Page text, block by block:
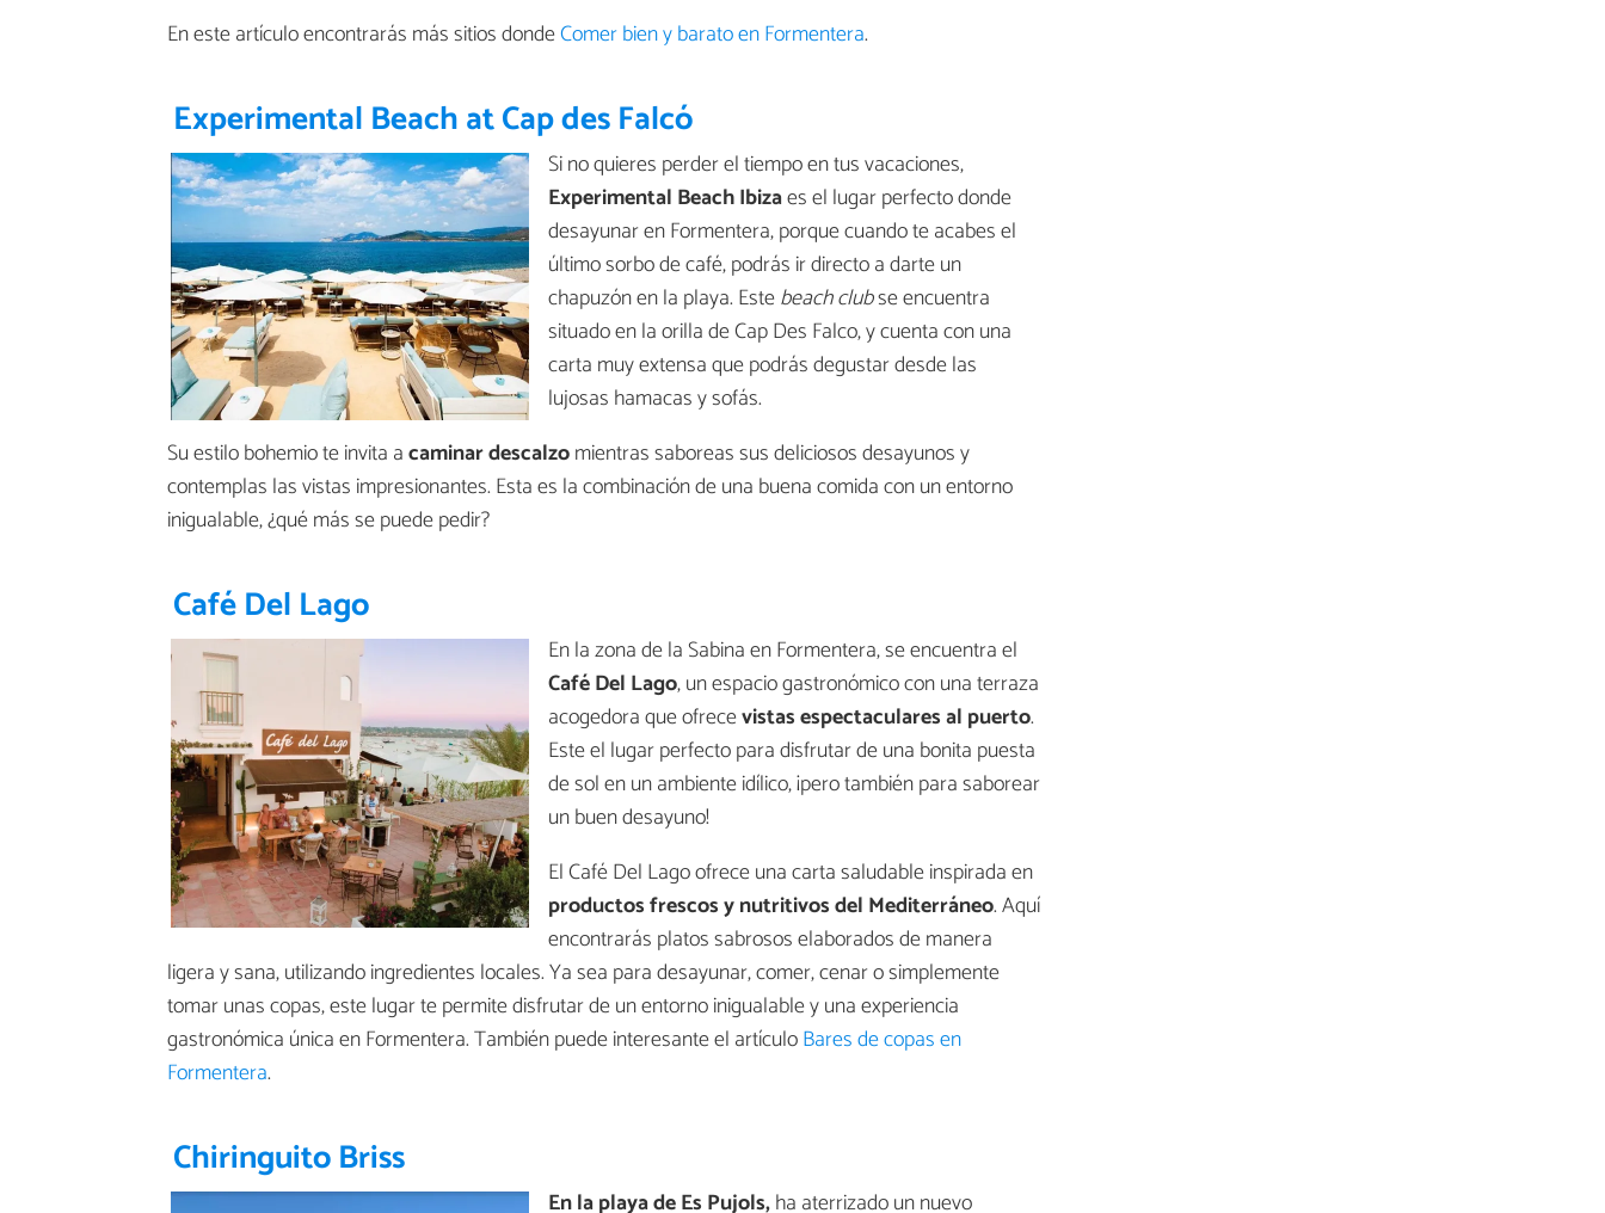
En este artículo encontrarás más sitios dondeComer bien y barato en Formentera.
Experimental Beach at Cap des Falcó
Si no quieres perder el tiempo en tus vacaciones,
Experimental Beach Ibizaes el lugar perfecto donde
desayunar en Formentera, porque cuando te acabes el
último sorbo de café, podrás ir directo a darte un
chapuzón en la playa. Estebeach clubse encuentra
situado en la orilla de Cap Des Falco, y cuenta con una
carta muy extensa que podrás degustar desde las
lujosas hamacas y sofás.
Su estilo bohemio te invita acaminar descalzomientras saboreas sus deliciosos desayunos y
contemplas las vistas impresionantes. Esta es la combinación de una buena comida con un entorno
inigualable, ¿qué más se puede pedir?
Café Del Lago
En la zona de la Sabina en Formentera, se encuentra el
Café Del Lago, un espacio gastronómico con una terraza
acogedora que ofrecevistas espectaculares al puerto.
Este el lugar perfecto para disfrutar de una bonita puesta
de sol en un ambiente idílico, ¡pero también para saborear
un buen desayuno!
El Café Del Lago ofrece una carta saludable inspirada en
productos frescos y nutritivos del Mediterráneo. Aquí
encontrarás platos sabrosos elaborados de manera
ligera y sana, utilizando ingredientes locales. Ya sea para desayunar, comer, cenar o simplemente
tomar unas copas, este lugar te permite disfrutar de un entorno inigualable y una experiencia
gastronómica única en Formentera. También puede interesante el artículoBares de copas en
Formentera.
Chiringuito Briss
En la playa de Es Pujols,ha aterrizado un nuevo